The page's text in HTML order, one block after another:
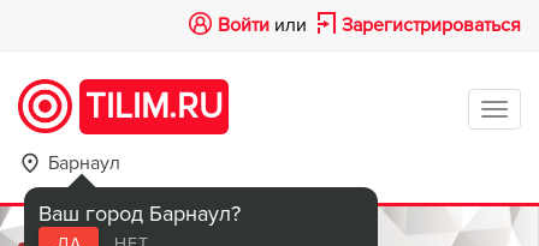
Войти или Зарегистрироваться
TILIM.RU
Барнаул
Ваш город Барнаул?